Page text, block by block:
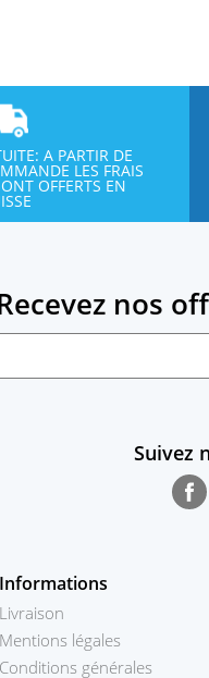
A PARTIR DE
LES FRAIS
OFFERTS EN
nos
Suivez
Informations
Livraison
Mentions légales
Conditions générales